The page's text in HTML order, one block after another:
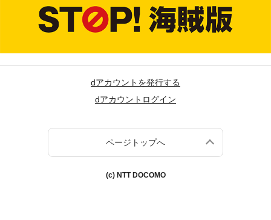
dアカウントを発行する
dアカウントログイン
ページトップへ
(c) NTT DOCOMO